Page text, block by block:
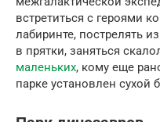
встретиться с героями
лабиринте, пострелять
в прятки, заняться
маленьких, кому еще
парке установлен сухой